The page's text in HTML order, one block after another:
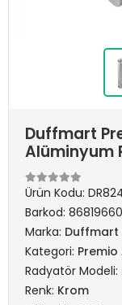
Duffmart
Alüminyum
Ürün Kodu:
Barkod:
Marka: Duffmart
Kategori:
Radyatör Modeli:
Renk: Krom